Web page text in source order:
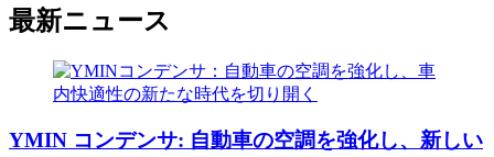
最新ニュース
YMIN コンデンサ: 自動車の空調を強化し、新しい